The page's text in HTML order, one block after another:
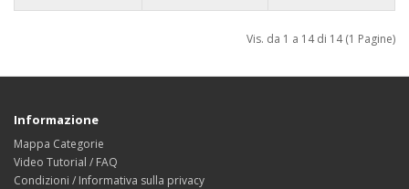
Vis. da 1 a 14 di 14 (1 Pagine)
Informazione
Mappa Categorie
Video Tutorial / FAQ
Condizioni / Informativa sulla privacy